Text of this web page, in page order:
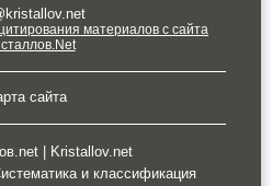
материалов с сайта
сайта
| Kristallov.net
и классификация